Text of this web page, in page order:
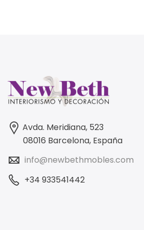
Avda. Meridiana, 523
08016 Barcelona, España
info@newbethmobles.com
+34 933541442